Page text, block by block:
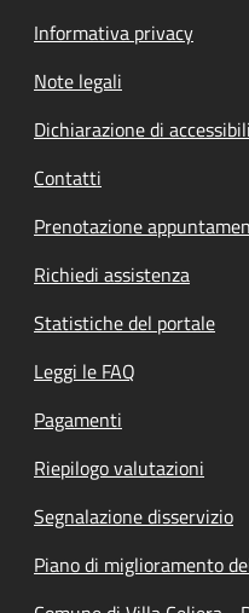
Informativa privacy
Note legali
Dichiarazione di
Contatti
Prenotazione
Richiedi assistenza
Statistiche del portale
Leggi le FAQ
Pagamenti
Riepilogo valutazioni
Segnalazione disservizio
Piano di miglioramento